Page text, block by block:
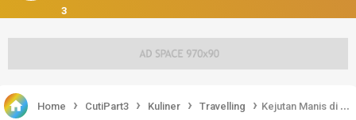
3
 Home › CutiPart3 › Kuliner › Travelling › Kejutan Manis di Perjalanan Padang-Bukittinggi